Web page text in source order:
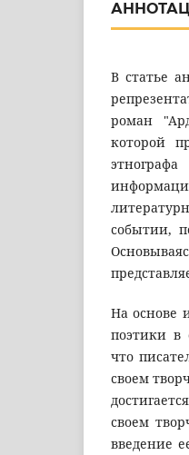
В статье
роман
которой
событии,
На основе
поэтики в
что
своем
своем
введение